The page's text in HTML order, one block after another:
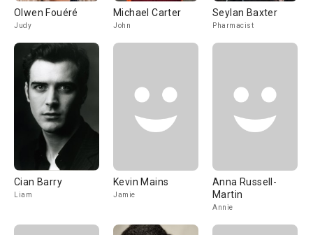
Olwen Fouéré
Judy
Michael Carter
John
Seylan Baxter
Pharmacist
Cian Barry
Liam
Kevin Mains
Jamie
Anna Russell-
Martin
Annie